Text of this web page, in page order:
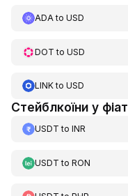
ADAto USD
DOT to USD
LINKto USD
Стейблкоїни у фіат
USDT to INR
USDT to RON